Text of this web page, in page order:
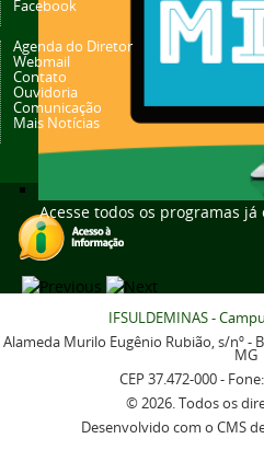
Acesse todos os programas já
Facebook
Agenda do Diretor
Webmail
Contato
Ouvidoria
Comunicação
Mais Notícias
IFSULDEMINAS -
Alameda Murilo Eugênio Rubião, s/nº -
MG
CEP 37.472-000 -
© 2026. Todos os
Desenvolvido com o CMS